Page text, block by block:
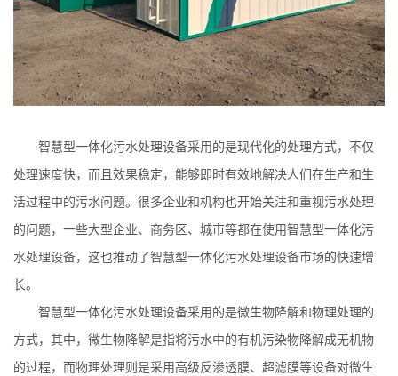
智慧型一体化污水处理设备采用的是现代化的处理方式，不仅
处理速度快，而且效果稳定，能够即时有效地解决人们在生产和生
活过程中的污水问题。很多企业和机构也开始关注和重视污水处理
的问题，一些大型企业、商务区、城市等都在使用智慧型一体化污
水处理设备，这也推动了智慧型一体化污水处理设备市场的快速增
长。
智慧型一体化污水处理设备采用的是微生物降解和物理处理的
方式，其中，微生物降解是指将污水中的有机污染物降解成无机物
的过程，而物理处理则是采用高级反渗透膜、超滤膜等设备对微生